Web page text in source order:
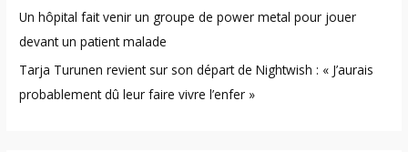
Un hôpital fait venir un groupe de power metal pour jouer
devant un patient malade
Tarja Turunen revient sur son départ de Nightwish : « J’aurais
probablement dû leur faire vivre l’enfer »